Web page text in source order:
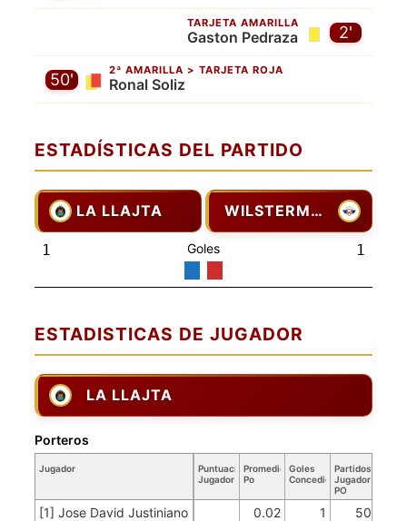
2'
TARJETA AMARILLA
Gaston Pedraza
2ª AMARILLA > TARJETA ROJA
Ronal Soliz
50'
ESTADÍSTICAS DEL PARTIDO
LA LLAJTA WILSTERMANN
1 Goles 1
ESTADISTICAS DE JUGADOR
LA LLAJTA
Jugador
Puntuación
Jugador
Promedio
Po
Goles
Concedidos
Partidos
Jugador
PO
[1] Jose David Justiniano 0.02 1 50
Porteros